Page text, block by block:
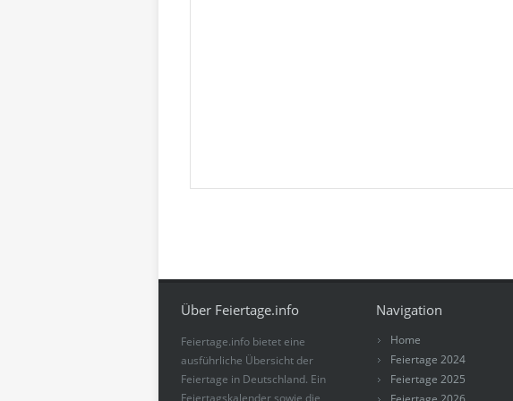
Über Feiertage.info
Feiertage.info bietet eine
ausführliche Übersicht der
Feiertage in Deutschland. Ein
Feiertagskalender sowie die
Navigation
Home
Feiertage 2024
Feiertage 2025